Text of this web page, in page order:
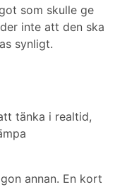
som skulle ge
inte att den ska
synligt.
tänka i realtid,
annan. En kort